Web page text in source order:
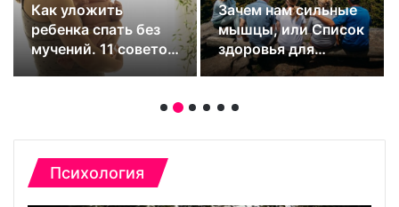
«Мозг женщины с
возрастом начинает
работать лучше»
7 скалодромов
Санкт-Петербурга,
куда можно смело
идти всей семьей
Психология